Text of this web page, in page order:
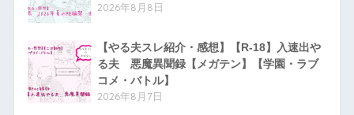
2026年8月8日
【やる夫スレ紹介・感想】【R-18】入速出や
る夫 悪魔異聞録【メガテン】【学園・ラブ
コメ・バトル】
2026年8月7日